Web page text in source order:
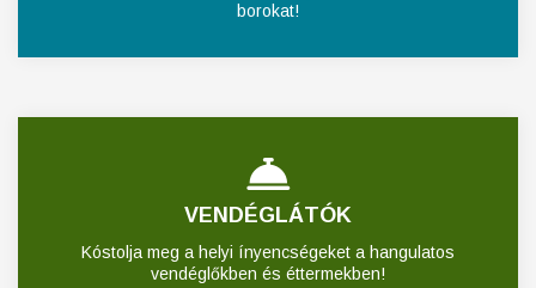
borokat!
VENDÉGLÁTÓK
Kóstolja meg a helyi ínyencségeket a hangulatos
vendéglőkben és éttermekben!